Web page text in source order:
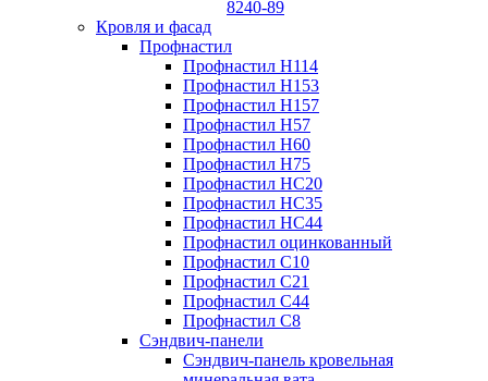
8240-89
Кровля и фасад
Профнастил
Профнастил Н114
Профнастил Н153
Профнастил Н157
Профнастил Н57
Профнастил Н60
Профнастил Н75
Профнастил НС20
Профнастил НС35
Профнастил НС44
Профнастил оцинкованный
Профнастил С10
Профнастил С21
Профнастил С44
Профнастил С8
Сэндвич-панели
Сэндвич-панель кровельная